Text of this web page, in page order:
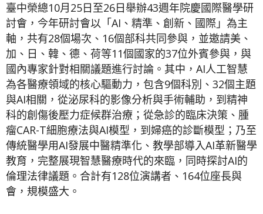
臺中榮總10月25日至26日舉辦43週年院慶國際醫學研
討會，今年研討會以「AI、精準、創新、國際」為主
軸，共有28個場次、16個部科共同參與，並邀請美、
加、日、韓、德、荷等11個國家的37位外賓參與，與
國內專家針對相關議題進行討論。其中，AI人工智慧
為各醫療領域的核心驅動力，包含9個科別、32個主題
與AI相關，從泌尿科的影像分析與手術輔助，到精神
科的創傷後壓力症候群治療；從急診的臨床決策、腫
瘤CAR-T細胞療法與AI模型，到婦癌的診斷模型；乃至
傳統醫學用AI發展中醫精準化、教學部導入AI革新醫學
教育，完整展現智慧醫療時代的來臨，同時探討AI的
倫理法律議題。合計有128位演講者、164位座長與
會，規模盛大。